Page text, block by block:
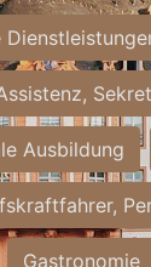
Ausbildung
Gastronomie